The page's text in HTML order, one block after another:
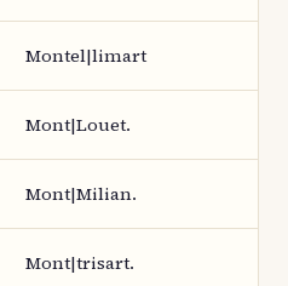
Montel|limart
Mont|Louet.
Mont|Milian.
Mont|trisart.